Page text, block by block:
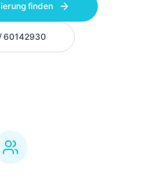
finden
60142930